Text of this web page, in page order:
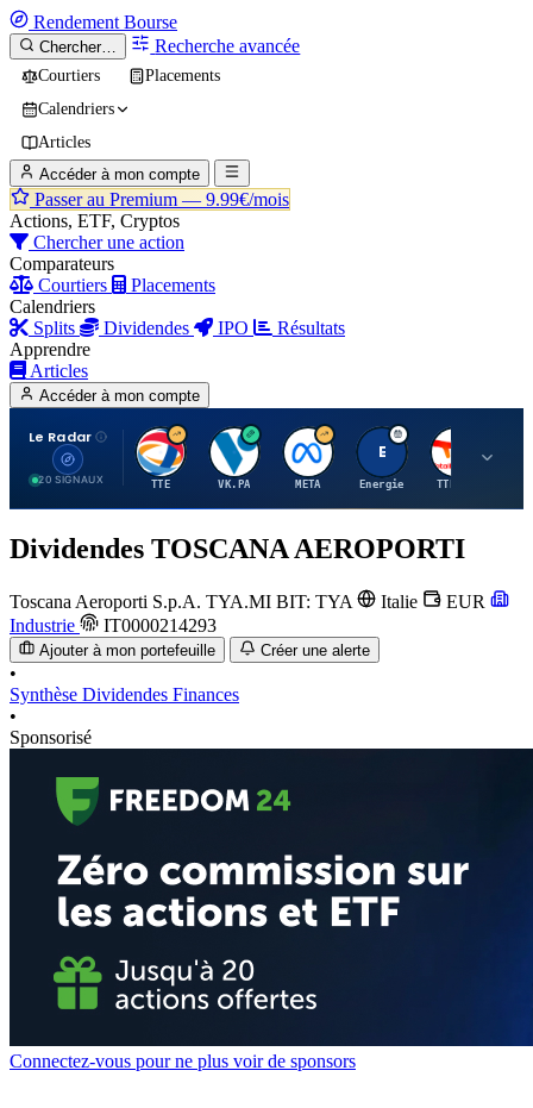
Rendement Bourse
Chercher… Recherche avancée
Courtiers
Placements
Calendriers
Articles
Accéder à mon compte
Passer au Premium — 9.99€/mois
Actions, ETF, Cryptos
Chercher une action
Comparateurs
Courtiers
Placements
Calendriers
Splits
Dividendes IPO
Résultats
Apprendre
Articles
Accéder à mon compte
Le Radar
20 SIGNAUX
T
TTE
V
VK.PA
M
META
E
Energie
T
TTE.PA
Dividendes TOSCANA AEROPORTI
Toscana Aeroporti S.p.A. TYA.MI BIT: TYA Italie
EUR
Industrie
IT0000214293
Ajouter à mon portefeuille Créer une alerte
•
Synthèse Dividendes Finances
•
Sponsorisé
Connectez-vous pour ne plus voir de sponsors